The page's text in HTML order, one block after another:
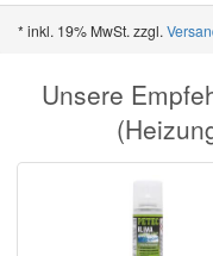
* inkl. 19% MwSt. zzgl.
Unsere